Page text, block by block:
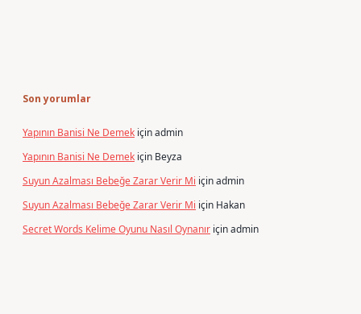
Son yorumlar
Yapının Banisi Ne Demek içinadmin
Yapının Banisi Ne Demek için Beyza
Suyun Azalması Bebeğe Zarar Verir Mi içinadmin
Suyun Azalması Bebeğe Zarar Verir Mi için Hakan
Secret Words Kelime Oyunu Nasıl Oynanır içinadmin